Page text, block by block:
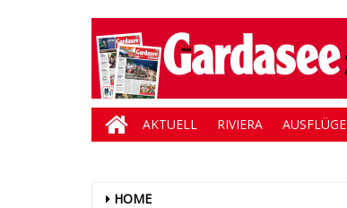
AKTUELL RIVIERA AUSFLÜGE
HOME